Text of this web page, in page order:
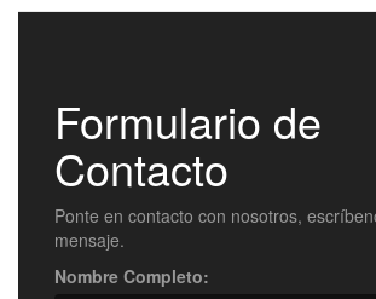
Formulario de
Contacto
Ponte en contacto con nosotros,
mensaje.
Nombre Completo: